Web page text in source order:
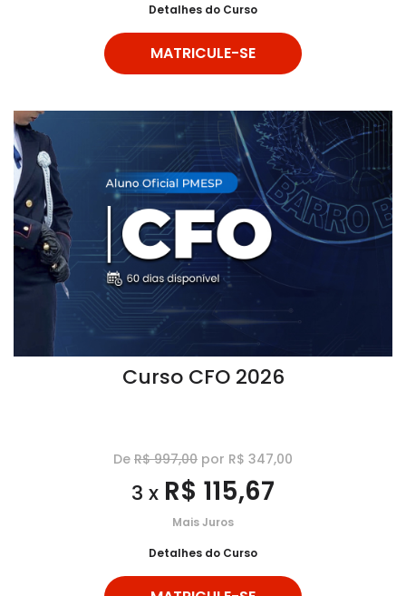
Detalhes do Curso
MATRICULE-SE
Curso CFO 2026
De R$ 997,00 por R$ 347,00
3 x R$ 115,67
Mais Juros
Detalhes do Curso